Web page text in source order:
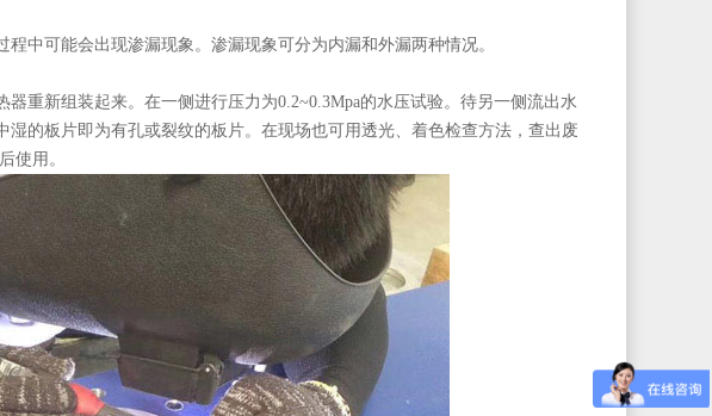
中可能会出现渗漏现象。渗漏现象可分为内漏和外漏两种情况。
重新组装起来。在一侧进行压力为0.2~0.3Mpa的水压试验。待另一侧流出水
的板片即为有孔或裂纹的板片。在现场也可用透光、着色检查方法，查出废
使用。